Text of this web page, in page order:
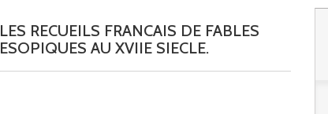
LES RECUEILS FRANCAIS DE FABLES
ESOPIQUES AU XVIIE SIECLE.